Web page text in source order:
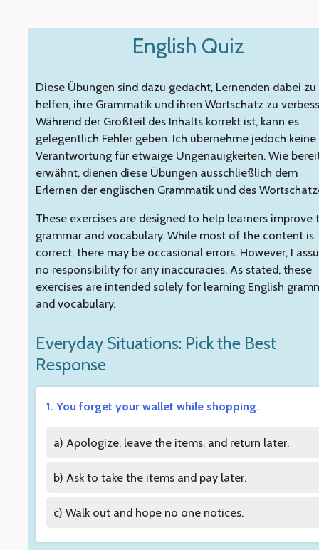
Zum
English Quiz
Diese Übungen sind dazu gedacht, Lernenden dabei zu
helfen, ihre Grammatik und ihren Wortschatz zu
Während der Großteil des Inhalts korrekt ist, kann es
gelegentlich Fehler geben. Ich übernehme jedoch keine
Verantwortung für etwaige Ungenauigkeiten. Wie
erwähnt, dienen diese Übungen ausschließlich dem
Erlernen der englischen Grammatik und des
These exercises are designed to help learners improve
grammar and vocabulary. While most of the content is
correct, there may be occasional errors. However, I
no responsibility for any inaccuracies. As stated, these
exercises are intended solely for learning English
and vocabulary.
Everyday Situations: Pick the Best
Response
1. You forget your wallet while shopping.
a) Apologize, leave the items, and return later.
b) Ask to take the items and pay later.
c) Walk out and hope no one notices.